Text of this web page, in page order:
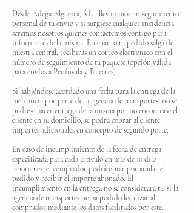
Desde Adega Algueira, S.L., llevaremos un seguimiento
personal de tu envío y si surgiese cualquier incidencia
seremos nosotros quienes contactemos contigo para
informarte de la misma. En cuanto tu pedido salga de
nuestra central, recibirás un correo electrónico con el
número de seguimiento de tu paquete (opción válida
para envíos a Península y Baleares).
Si habiéndose acordado una fecha para la entrega de la
mercancía por parte de la agencia de transportes, no se
pudiese hacer entrega de la misma por no encontrase el
cliente en su domicilio, se podrá cobrar al cliente
importes adicionales en concepto de segundo porte.
En caso de incumplimiento de la fecha de entrega
especificada para cada artículo en más de 10 días
laborables, el comprador podrá optar por anular el
pedido y recibir el importe abonado. El
incumplimiento en la entrega no se considerará tal si la
agencia de transportes no ha podido localizar al
comprador mediante los datos facilitados por este.